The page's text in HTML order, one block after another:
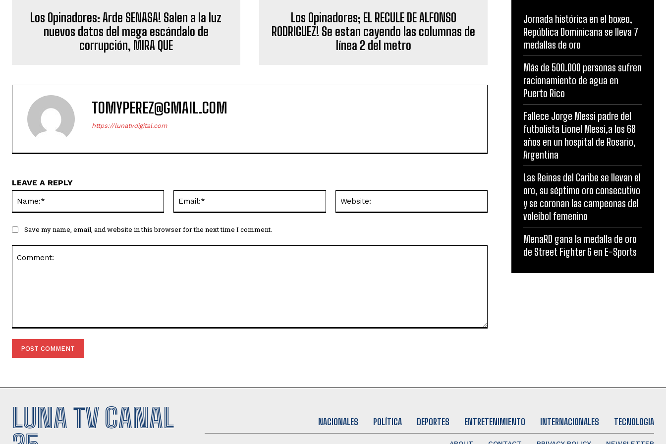
Los Opinadores: Arde SENASA! Salen a la luz
nuevos datos del mega escándalo de
corrupción, MIRA QUE
Los Opinadores; EL RECULE DE ALFONSO
RODRIGUEZ! Se estan cayendo las columnas de
línea 2 del metro
TOMYPEREZ@GMAIL.COM
https://lunatvdigital.com
LEAVE A REPLY
Save my name, email, and website in this browser for the next time I comment.
Jornada histórica en el boxeo,
República Dominicana se lleva 7
medallas de oro
Más de 500.000 personas sufren
racionamiento de agua en
Puerto Rico
Fallece Jorge Messi padre del
futbolista Lionel Messi,a los 68
años en un hospital de Rosario,
Argentina
Las Reinas del Caribe se llevan el
oro, su séptimo oro consecutivo
y se coronan las campeonas del
voleibol femenino
MenaRD gana la medalla de oro
de Street Fighter 6 en E-Sports
LUNA TV CANAL
NACIONALES POLÍTICA DEPORTES ENTRETENIMIENTO INTERNACIONALES TECNOLOGIA